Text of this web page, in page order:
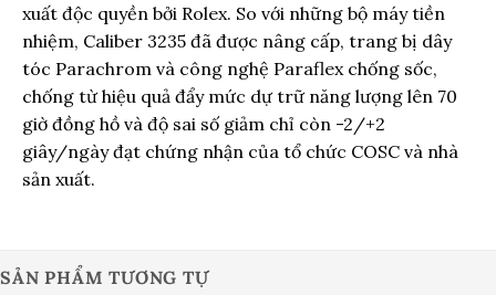
xuất độc quyền bởi Rolex. So với những bộ máy tiền
nhiệm, Caliber 3235 đã được nâng cấp, trang bị dây
tóc Parachrom và công nghệ Paraflex chống sốc,
chống từ hiệu quả đẩy mức dự trữ năng lượng lên 70
giờ đồng hồ và độ sai số giảm chỉ còn -2/+2
giây/ngày đạt chứng nhận của tổ chức COSC và nhà
sản xuất.
SẢN PHẨM TƯƠNG TỰ